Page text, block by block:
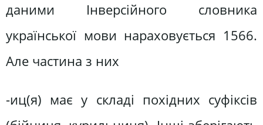
даними Інверсійного словника
української мови нараховується 1566.
Але частина з них
-иц(я) має у складі похідних суфіксів